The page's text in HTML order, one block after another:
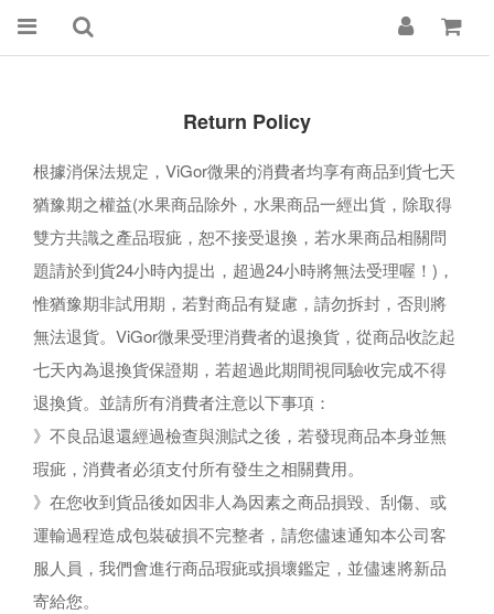
Return Policy
根據消保法規定，ViGor微果的消費者均享有商品到貨七天
猶豫期之權益(水果商品除外，水果商品一經出貨，除取得
雙方共識之產品瑕疵，恕不接受退換，若水果商品相關問
題請於到貨24小時內提出，超過24小時將無法受理喔！)，
惟猶豫期非試用期，若對商品有疑慮，請勿拆封，否則將
無法退貨。ViGor微果受理消費者的退換貨，從商品收訖起
七天內為退換貨保證期，若超過此期間視同驗收完成不得
退換貨。並請所有消費者注意以下事項：
》不良品退還經過檢查與測試之後，若發現商品本身並無
瑕疵，消費者必須支付所有發生之相關費用。
》在您收到貨品後如因非人為因素之商品損毀、刮傷、或
運輸過程造成包裝破損不完整者，請您儘速通知本公司客
服人員，我們會進行商品瑕疵或損壞鑑定，並儘速將新品
寄給您。